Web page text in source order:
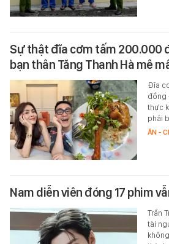
Sự thật đĩa cơm tấm 200.000
bạn thân Tăng Thanh Hà mê
Đĩa
đồng
thực
phải
ĂN -
Nam diễn viên đóng 17 phim
Trần
tài